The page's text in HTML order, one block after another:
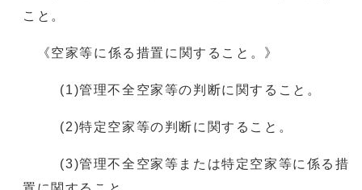
こと。
《空家等に係る措置に関すること。》
(1)管理不全空家等の判断に関すること。
(2)特定空家等の判断に関すること。
(3)管理不全空家等または特定空家等に係る措